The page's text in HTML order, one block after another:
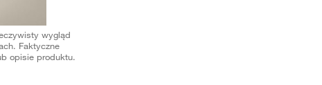
wygląd
Faktyczne
opisie produktu.